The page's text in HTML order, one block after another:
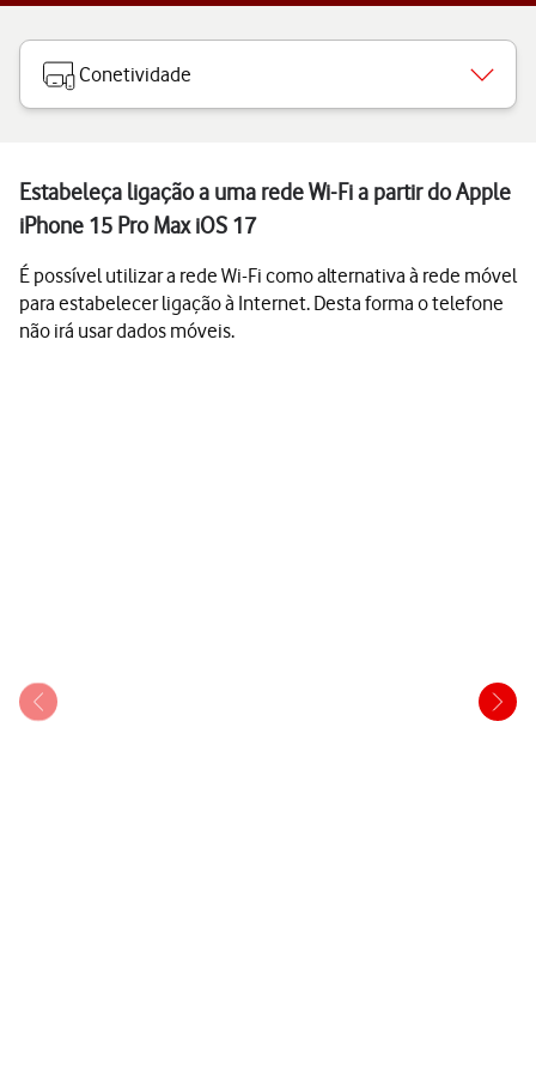
Conetividade
Estabeleça ligação a uma rede Wi-Fi a partir do Apple
iPhone 15 Pro Max iOS 17
É possível utilizar a rede Wi-Fi como alternativa à rede móvel
para estabelecer ligação à Internet. Desta forma o telefone
não irá usar dados móveis.